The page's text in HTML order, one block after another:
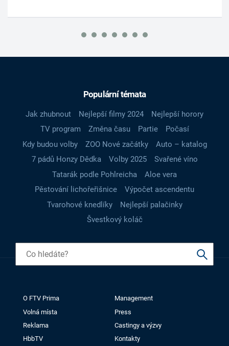
Populární témata
Jak zhubnout Nejlepší filmy 2024
Nejlepší horory
TV program
Změna času Partie
Počasí
Kdy budou volby
ZOO Nové začátky
Auto – katalog
7 pádů Honzy Dědka
Volby 2025
Svařené víno
Tatarák podle Pohlreicha
Aloe vera
Pěstování lichořeřišnice
Výpočet ascendentu
Tvarohové knedlíky
Nejlepší palačinky
Švestkový koláč
O FTV Prima
Management
Volná místa
Press
Reklama
Castingy a výzvy
HbbTV
Kontakty